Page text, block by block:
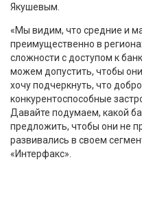
Якушевым.
«Мы видим, что средние и
преимущественно в
сложности с доступом к
можем допустить, чтобы
хочу подчеркнуть, что
конкурентоспособные
Давайте подумаем, какой
предложить, чтобы они не
развивались в своем
«Интерфакс».